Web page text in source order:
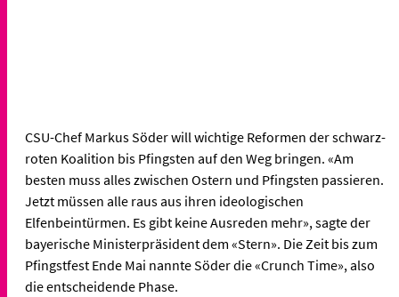
CSU-Chef Markus Söder will wichtige Reformen der schwarz-
roten Koalition bis Pfingsten auf den Weg bringen. «Am
besten muss alles zwischen Ostern und Pfingsten passieren.
Jetzt müssen alle raus aus ihren ideologischen
Elfenbeintürmen. Es gibt keine Ausreden mehr», sagte der
bayerische Ministerpräsident dem «Stern». Die Zeit bis zum
Pfingstfest Ende Mai nannte Söder die «Crunch Time», also
die entscheidende Phase.